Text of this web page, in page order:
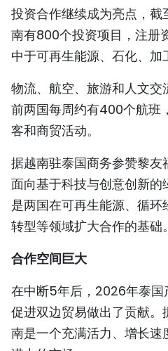
投资合作继续成为亮点，
南有800个投资项目，注册
中于可再生能源、石化、加
物流、航空、旅游和人文交
前两国每周约有400个航班
客和商贸活动。
据越南驻泰国商务参赞黎
面向基于科技与创意创新
是两国在可再生能源、循
转型等领域扩大合作的基础。
合作空间巨大
在中断5年后，2026年泰国
促进双边贸易做出了贡献
南是一个充满活力、增长